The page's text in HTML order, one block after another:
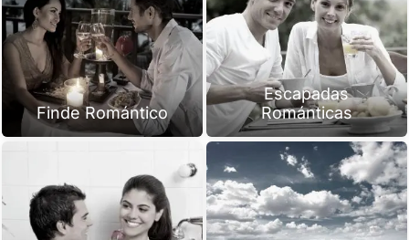
Finde Romántico
Escapadas
Románticas